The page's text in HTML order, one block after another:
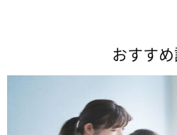
おすす